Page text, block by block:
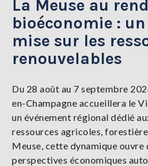
TENDANCES
SERVICES
LA
connecter
S'abonner
La Meuse au
bioéconomie :
mise sur les
renouvelables
Du 28 août au 7 septembre
en-Champagne accueillera le
un événement régional dédié
ressources agricoles,
Meuse, cette dynamique ouvre
perspectives économiques